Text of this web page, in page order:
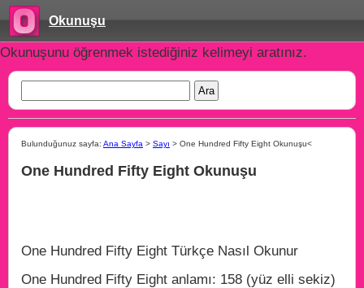
Okunuşu
Okunuşunu öğrenmek istediğiniz kelimeyi aratınız.
Bulunduğunuz sayfa: Ana Sayfa > Sayı > One Hundred Fifty Eight Okunuşu<
One Hundred Fifty Eight Okunuşu
One Hundred Fifty Eight Türkçe Nasıl Okunur
One Hundred Fifty Eight anlamı: 158 (yüz elli sekiz)